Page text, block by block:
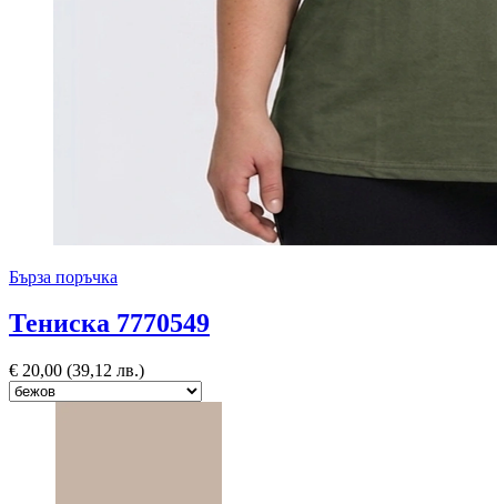
Бърза поръчка
Тениска 7770549
€ 20,00 (39,12 лв.)